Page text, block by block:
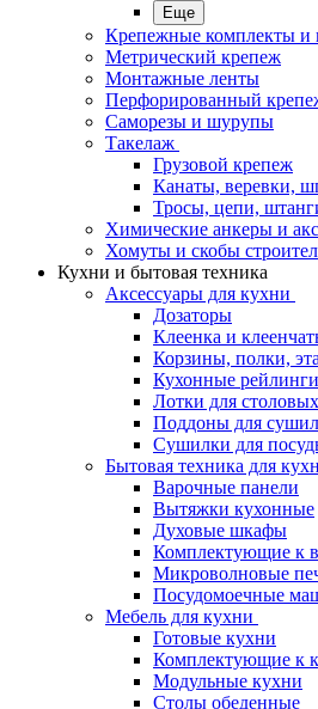
Еще
Крепежные комплекты и
Метрический крепеж
Монтажные ленты
Перфорированный
Саморезы и шурупы
Такелаж
Грузовой крепеж
Канаты, веревки,
Тросы, цепи,
Химические анкеры и
Хомуты и скобы
Кухни и бытовая техника
Аксессуары для кухни
Дозаторы
Клеенка и
Корзины, полки,
Кухонные рейлинги
Лотки для
Поддоны для
Сушилки для
Бытовая техника для
Варочные панели
Вытяжки кухонные
Духовые шкафы
Комплектующие к
Микроволновые
Посудомоечные
Мебель для кухни
Готовые кухни
Комплектующие к
Модульные кухни
Столы обеденные